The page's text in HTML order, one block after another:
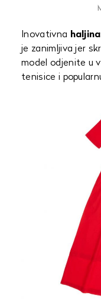
Inovativna
je zanimljiva jer
model odjenite u
tenisice i